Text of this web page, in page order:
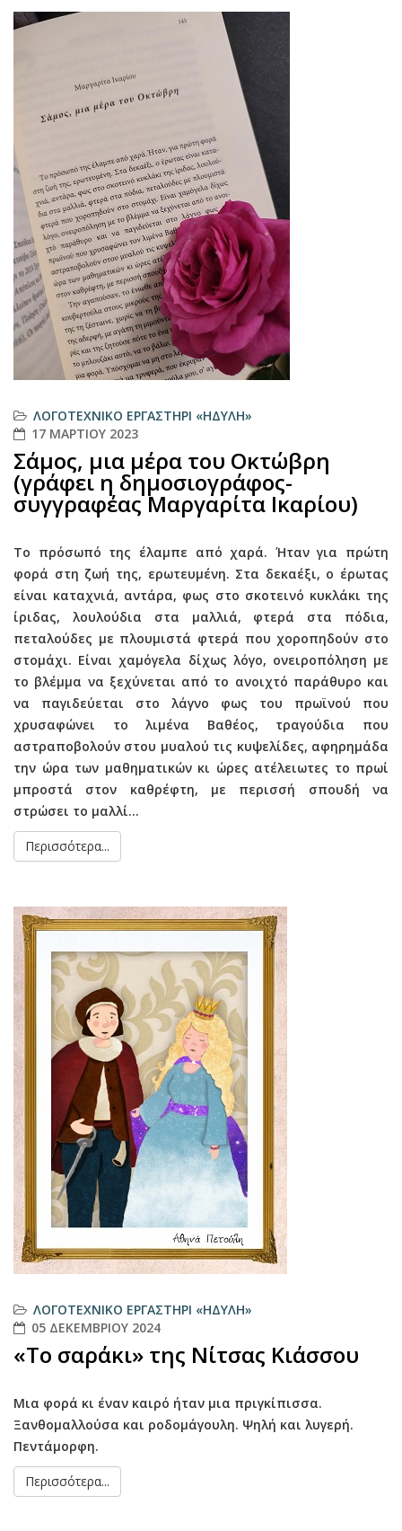
ΛΟΓΟΤΕΧΝΙΚΌ ΕΡΓΑΣΤΉΡΙ «ΗΔΎΛΗ»
17 ΜΑΡΤΊΟΥ 2023
Σάμος, μια μέρα του Οκτώβρη
(γράφει η δημοσιογράφος-
συγγραφέας Μαργαρίτα Ικαρίου)
Το πρόσωπό της έλαμπε από χαρά. Ήταν για πρώτη
φορά στη ζωή της, ερωτευμένη. Στα δεκαέξι, ο έρωτας
είναι καταχνιά, αντάρα, φως στο σκοτεινό κυκλάκι της
ίριδας, λουλούδια στα μαλλιά, φτερά στα πόδια,
πεταλούδες με πλουμιστά φτερά που χοροπηδούν στο
στομάχι. Είναι χαμόγελα δίχως λόγο, ονειροπόληση με
το βλέμμα να ξεχύνεται από το ανοιχτό παράθυρο και
να παγιδεύεται στο λάγνο φως του πρωϊνού που
χρυσαφώνει το λιμένα Βαθέος, τραγούδια που
αστραποβολούν στου μυαλού τις κυψελίδες, αφηρημάδα
την ώρα των μαθηματικών κι ώρες ατέλειωτες το πρωί
μπροστά στον καθρέφτη, με περισσή σπουδή να
στρώσει το μαλλί…
Περισσότερα...
ΛΟΓΟΤΕΧΝΙΚΌ ΕΡΓΑΣΤΉΡΙ «ΗΔΎΛΗ»
05 ΔΕΚΕΜΒΡΊΟΥ 2024
«Το σαράκι» της Νίτσας Κιάσσου
Μια φορά κι έναν καιρό ήταν μια πριγκίπισσα.
Ξανθομαλλούσα και ροδομάγουλη. Ψηλή και λυγερή.
Πεντάμορφη.
Περισσότερα...